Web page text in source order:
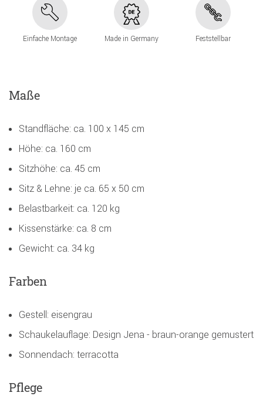
Einfache Montage Made in Germany Feststellbar
Maße
Standfläche: ca. 100 x 145 cm
Höhe: ca. 160 cm
Sitzhöhe: ca. 45 cm
Sitz & Lehne: je ca. 65 x 50 cm
Belastbarkeit: ca. 120 kg
Kissenstärke: ca. 8 cm
Gewicht: ca. 34 kg
Farben
Gestell: eisengrau
Schaukelauflage: Design Jena - braun-orange gemustert
Sonnendach: terracotta
Pflege